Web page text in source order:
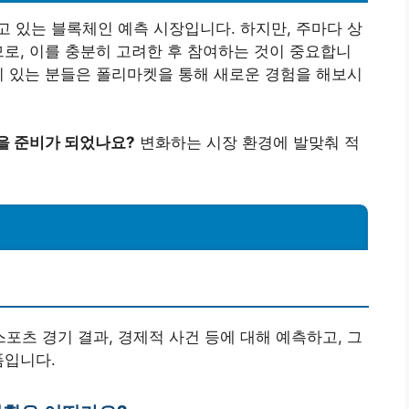
있는 블록체인 예측 시장입니다. 하지만, 주마다 상
, 이를 충분히 고려한 후 참여하는 것이 중요합니
는 분들은 폴리마켓을 통해 새로운 경험을 해보시
준비가 되었나요? 변화하는 시장 환경에 발맞춰 적
츠 경기 결과, 경제적 사건 등에 대해 예측하고, 그
니다.